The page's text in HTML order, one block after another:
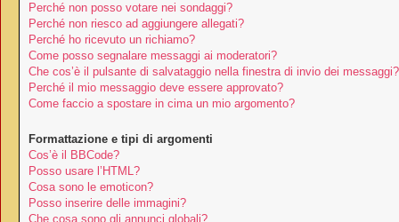
Perché non posso votare nei sondaggi?
Perché non riesco ad aggiungere allegati?
Perché ho ricevuto un richiamo?
Come posso segnalare messaggi ai moderatori?
Che cos’è il pulsante di salvataggio nella finestra di invio dei messaggi?
Perché il mio messaggio deve essere approvato?
Come faccio a spostare in cima un mio argomento?
Formattazione e tipi di argomenti
Cos’è il BBCode?
Posso usare l’HTML?
Cosa sono le emoticon?
Posso inserire delle immagini?
Che cosa sono gli annunci globali?